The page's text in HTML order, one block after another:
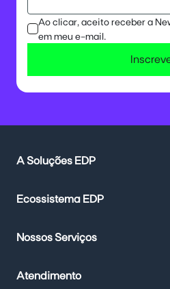
Ao clicar, aceito receber a
em meu e-mail.
A Soluções EDP
Ecossistema EDP
Nossos Serviços
Atendimento